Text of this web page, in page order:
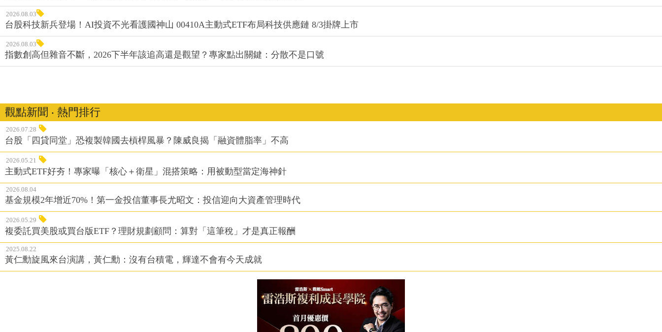
2026.08.03
台股科技新兵登場！AI投資不光看護國神山 00410A主動式ETF布局科技供應鏈 8/3掛牌上市
2026.08.03
指數創高但雜音不斷，2026下半年該追高還是觀望？專家點出關鍵：分散不是口號
觀點新聞 ‧ 熱門排行
2026.07.28
台股「四貸同堂」恐複製韓國去槓桿風暴？陳威良揭「融資體脂率」不高
2026.05.21
主動式ETF好夯！專家曝「核心＋衛星」混搭策略：用被動型當定海神針
2026.08.04
基金規模2年增近70%！第一金投信董事長尤昭文：投信迎向大資產管理時代
2026.05.29
複委託買美股或買台版ETF？理財規劃顧問：算對「這筆稅」才是真正報酬
2025.08.22
黃仁勳旋風來台演講，黃仁勳：沒有台積電，輝達不會有今天成就